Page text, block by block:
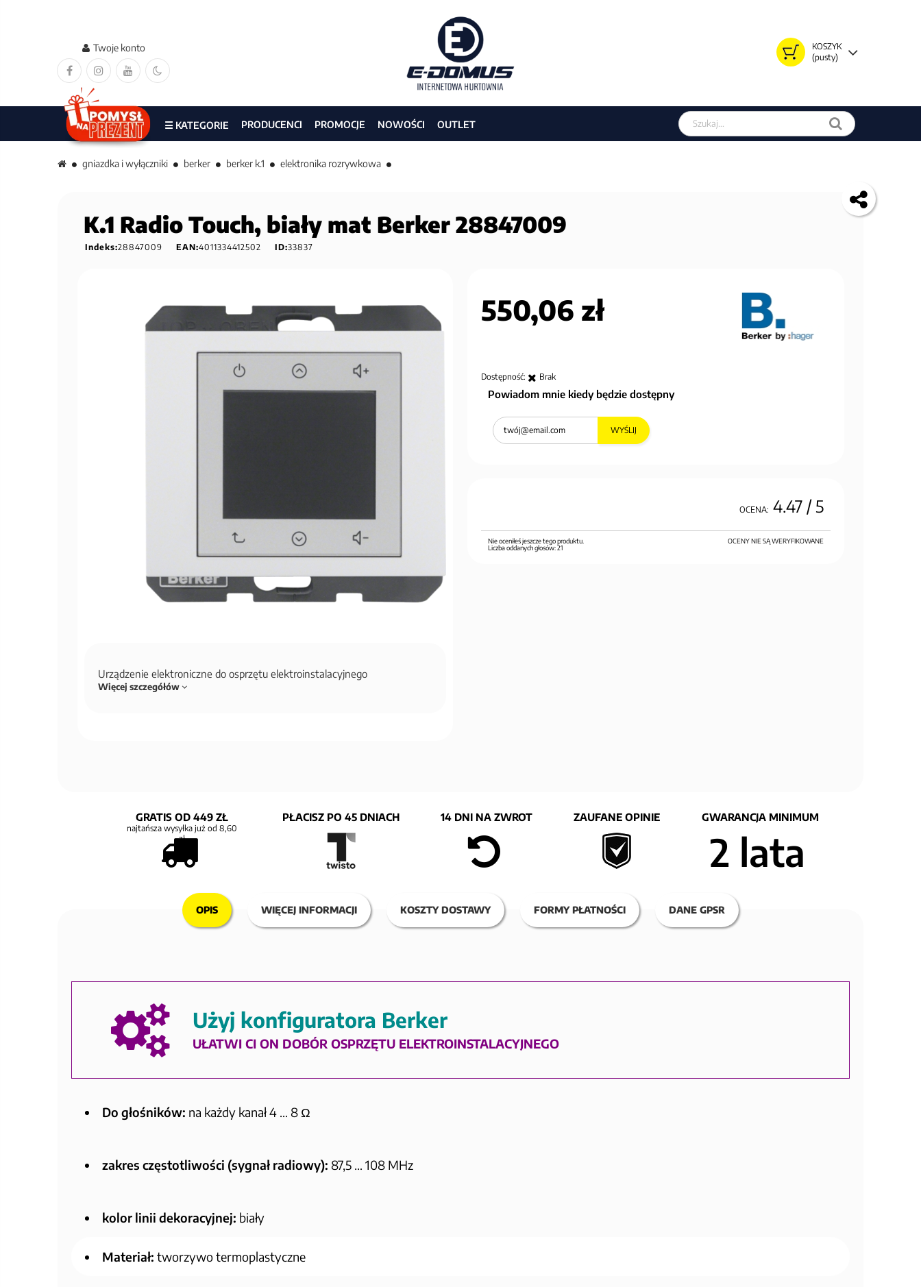
KOSZYK
(pusty)
Twoje konto
Szukaj w sklepie
☰ KATEGORIE PRODUCENCI PROMOCJE NOWOŚCI OUTLET
gniazdka i wyłączniki berker berker k.1 elektronika rozrywkowa
K.1 Radio Touch, biały mat Berker 28847009
Indeks:28847009 EAN:4011334412502 ID:33837
Urządzenie elektroniczne do osprzętu elektroinstalacyjnego
Więcej szczegółów
550,06 zł
Dostępność: Brak
Powiadom mnie kiedy będzie dostępny
WYŚLIJ
OCENA: 4.47/ 5
OCENY NIE SĄ WERYFIKOWANE
Nie oceniłeś jeszcze tego produktu.
Liczba oddanych głosów:21
GRATIS OD 449 ZŁ
najtańsza wysyłka już od 8,60
zł
PŁACISZ PO 45 DNIACH 14 DNI NA ZWROT ZAUFANE OPINIE GWARANCJA MINIMUM
2 lata
OPIS WIĘCEJ INFORMACJI KOSZTY DOSTAWY FORMY PŁATNOŚCI DANE GPSR
Użyj konfiguratora Berker
UŁATWI CI ON DOBÓR OSPRZĘTU ELEKTROINSTALACYJNEGO
Do głośników: na każdy kanał 4 … 8 Ω
zakres częstotliwości (sygnał radiowy): 87,5 … 108 MHz
kolor linii dekoracyjnej: biały
Materiał: tworzywo termoplastyczne